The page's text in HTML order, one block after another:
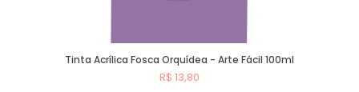
Tinta Acrílica Fosca Orquídea - Arte Fácil 100ml
R$ 13,80